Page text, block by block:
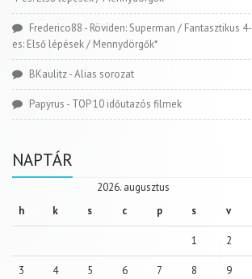
Frederico88 - Röviden: Superman / Fantasztikus 4-
es: Első lépések / Mennydörgők*
BKaulitz-Alias sorozat
Papyrus - TOP 10 időutazós filmek
NAPTÁR
2026. augusztus
h
k s c p s v
1 2
3 4 5 6 7 8 9